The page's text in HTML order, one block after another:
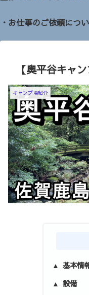
・お仕事のご依頼につ
【奥平谷キャ
キャンプ場紹介
基本情
設備